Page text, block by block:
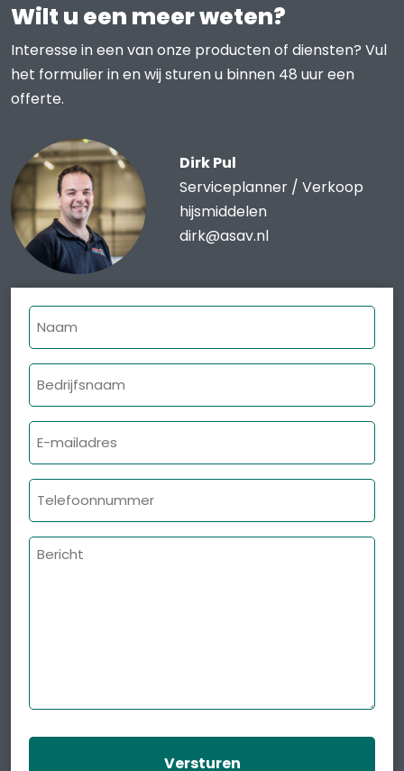
Wilt u een meer weten?
Interesse in een van onze producten of diensten? Vul
het formulier in en wij sturen u binnen 48 uur een
offerte.
Dirk Pul
Serviceplanner / Verkoop
hijsmiddelen
dirk@asav.nl
Naam
Bedrijfsnaam
E-
mailadres
Telefoonnummer
Bericht